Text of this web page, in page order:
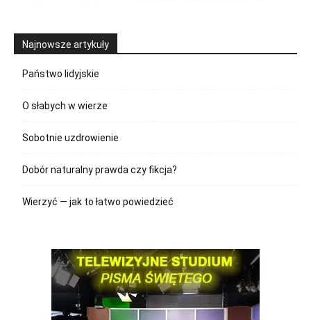
Najnowsze artykuły
Państwo lidyjskie
O słabych w wierze
Sobotnie uzdrowienie
Dobór naturalny prawda czy fikcja?
Wierzyć — jak to łatwo powiedzieć